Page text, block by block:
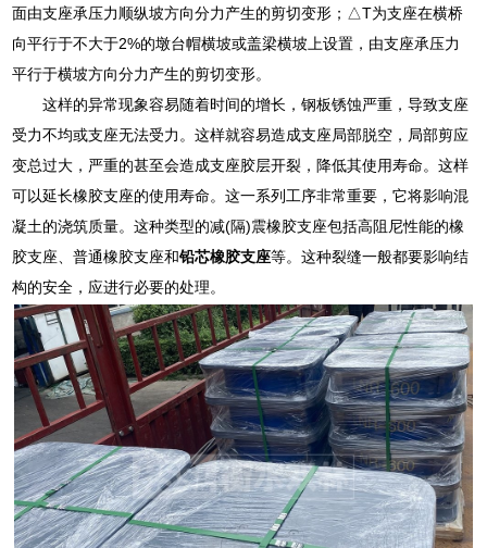
面由支座承压力顺纵坡方向分力产生的剪切变形；△T为支座在横桥
向平行于不大于2%的墩台帽横坡或盖梁横坡上设置，由支座承压力
平行于横坡方向分力产生的剪切变形。
这样的异常现象容易随着时间的增长，钢板锈蚀严重，导致支座
受力不均或支座无法受力。这样就容易造成支座局部脱空，局部剪应
变总过大，严重的甚至会造成支座胶层开裂，降低其使用寿命。这样
可以延长橡胶支座的使用寿命。这一系列工序非常重要，它将影响混
凝土的浇筑质量。这种类型的减(隔)震橡胶支座包括高阻尼性能的橡
胶支座、普通橡胶支座和铅芯橡胶支座等。这种裂缝一般都要影响结
构的安全，应进行必要的处理。